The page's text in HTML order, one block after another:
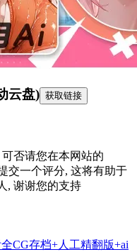
云盘) 获取链接
否请您在本网站的
交一个评分, 这将有助于
, 谢谢您的支持
CG存档+人工精翻版+ai